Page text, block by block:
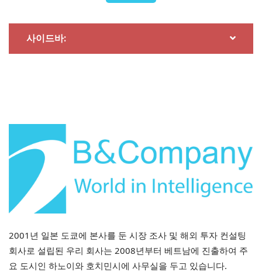
사이드바:
2001년 일본 도쿄에 본사를 둔 시장 조사 및 해외 투자 컨설팅
회사로 설립된 우리 회사는 2008년부터 베트남에 진출하여 주
요 도시인 하노이와 호치민시에 사무실을 두고 있습니다.